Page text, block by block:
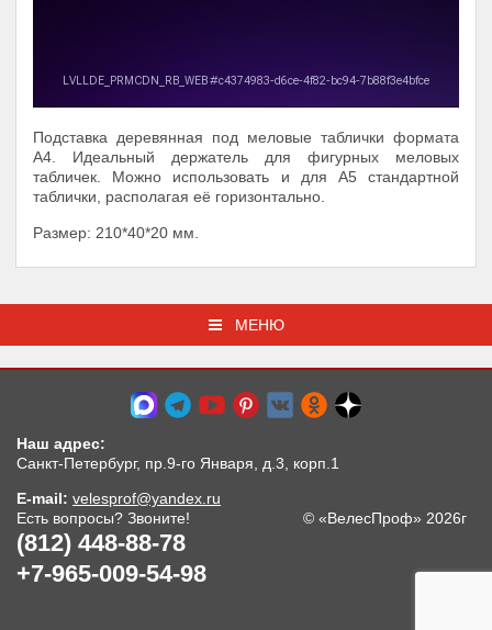
Подставка деревянная под меловые таблички формата
А4. Идеальный держатель для фигурных меловых
табличек. Можно использовать и для А5 стандартной
таблички, располагая её горизонтально.
Размер: 210*40*20 мм.
МЕНЮ
Наш адрес:
Санкт-Петербург, пр.9-го Января, д.3, корп.1
E-mail: velesprof@yandex.ru
Есть вопросы? Звоните!
(812) 448-88-78
+7-965-009-54-98
© «ВелесПроф» 2026г